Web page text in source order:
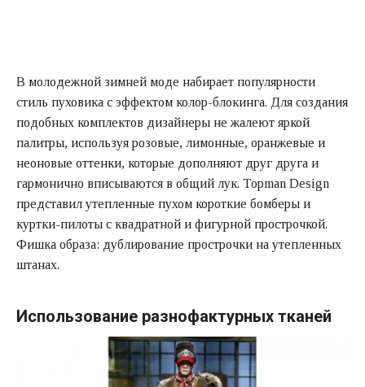
В молодежной зимней моде набирает популярности
стиль пуховика с эффектом колор-блокинга. Для создания
подобных комплектов дизайнеры не жалеют яркой
палитры, используя розовые, лимонные, оранжевые и
неоновые оттенки, которые дополняют друг друга и
гармонично вписываются в общий лук. Topman Design
представил утепленные пухом короткие бомберы и
куртки-пилоты с квадратной и фигурной прострочкой.
Фишка образа: дублирование прострочки на утепленных
штанах.
Использование разнофактурных тканей